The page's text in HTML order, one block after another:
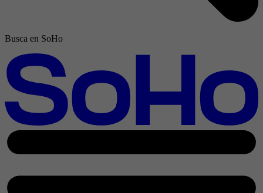
Busca en SoHo